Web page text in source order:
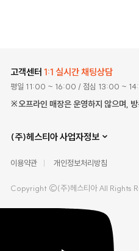
고객센터 1:1 실시간 채팅상담
평일 11:00 ~ 16:00 / 점심 13:00 ~
※오프라인 매장은 운영하지 않으며,
(주)헤스티아 사업자정보
이용약관 개인정보처리방침
Copyright ©(주)헤스티아 All Rights